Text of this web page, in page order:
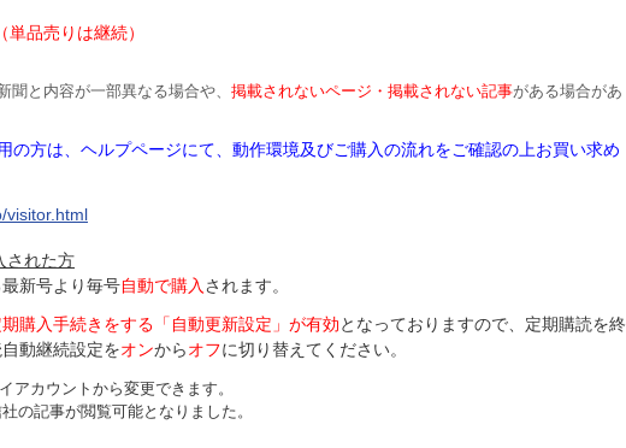
単品売りは継続）
と内容が一部異なる場合や、 掲載されないページ・掲載されない記事がある場合があ
の方は、ヘルプページにて、動作環境及びご購入の流れをご確認の上お買い求め
visitor.html
された方
新号より毎号自動で購入 されます。
期購入手続きをする「自動更新設定」が有効となっておりますので、定期購読を終
動継続設定をオンからオフに切り替えてください。
カウントから変更できます。
の記事が閲覧可能となりました。